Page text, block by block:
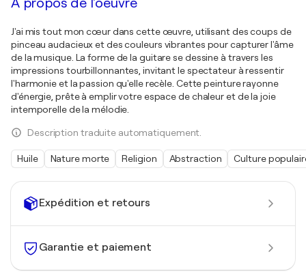
Expédition et retours
Garantie et paiement
J'ai mis tout mon cœur dans cette œuvre, utilisant des coups de
pinceau audacieux et des couleurs vibrantes pour capturer l'âme
de la musique. La forme de la guitare se dessine à travers les
impressions tourbillonnantes, invitant le spectateur à ressentir
l'harmonie et la passion qu'elle recèle. Cette peinture rayonne
d'énergie, prête à emplir votre espace de chaleur et de la joie
intemporelle de la mélodie.
Description traduite automatiquement.
Huile Nature morte Religion Abstraction Culture